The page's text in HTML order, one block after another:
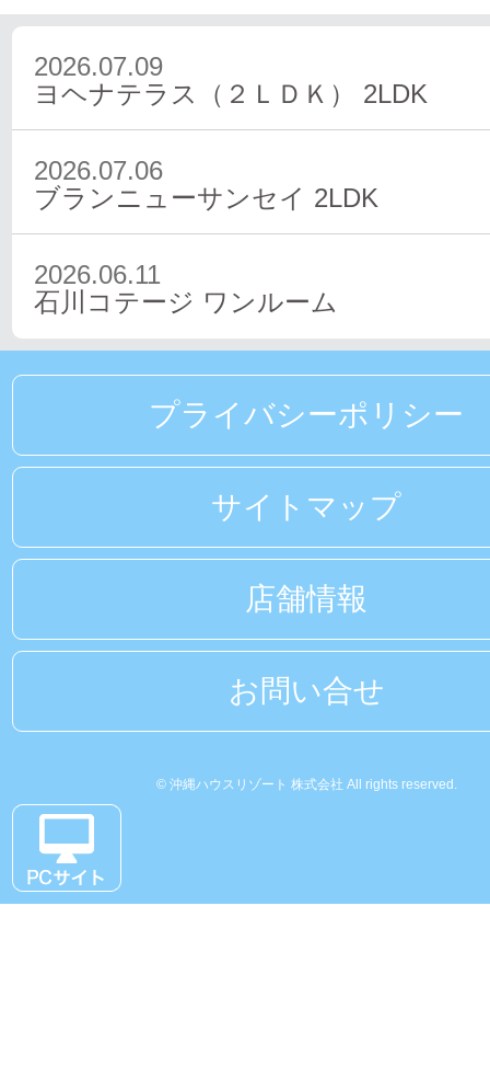
2026.07.09
ヨヘナテラス（２ＬＤＫ）
2LDK
2026.07.06
ブランニューサンセイ 2LDK
2026.06.11
石川コテージ ワンルーム
プライバシーポリシー
サイトマップ
店舗情報
お問い合せ
© 沖縄ハウスリゾート 株式会社 All rights reserved.